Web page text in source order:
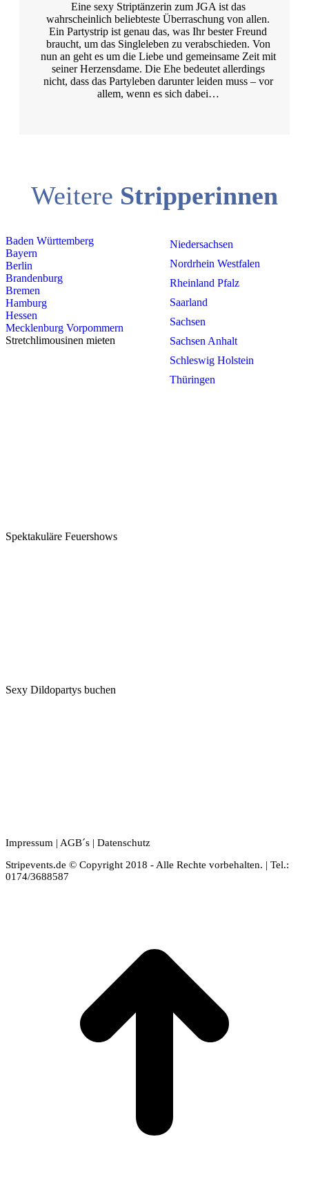
Eine sexy Striptänzerin zum JGA ist das
wahrscheinlich beliebteste Überraschung von allen.
Ein Partystrip ist genau das, was Ihr bester Freund
braucht, um das Singleleben zu verabschieden. Von
nun an geht es um die Liebe und gemeinsame Zeit mit
seiner Herzensdame. Die Ehe bedeutet allerdings
nicht, dass das Partyleben darunter leiden muss – vor
allem, wenn es sich dabei…
Weitere Stripperinnen
Baden Württemberg
Bayern
Berlin
Brandenburg
Bremen
Hamburg
Hessen
Mecklenburg Vorpommern
Niedersachsen
Nordrhein Westfalen
Rheinland Pfalz
Saarland
Sachsen
Sachsen Anhalt
Schleswig Holstein
Thüringen
Stretchlimousinen mieten
Spektakuläre Feuershows
Sexy Dildopartys buchen
Impressum | AGB´s | Datenschutz
Stripevents.de © Copyright 2018 - Alle Rechte vorbehalten. | Tel.:
0174/3688587